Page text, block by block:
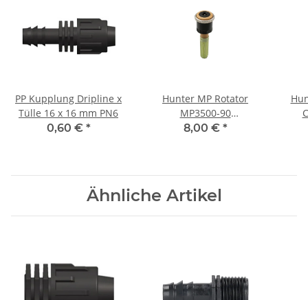
PP Kupplung Dripline x
Tülle 16 x 16 mm PN6
0,60 € *
Hunter MP Rotator
MP3500-90
Rotationsdüse 90°-210°
8,00 € *
Ähnliche Artikel